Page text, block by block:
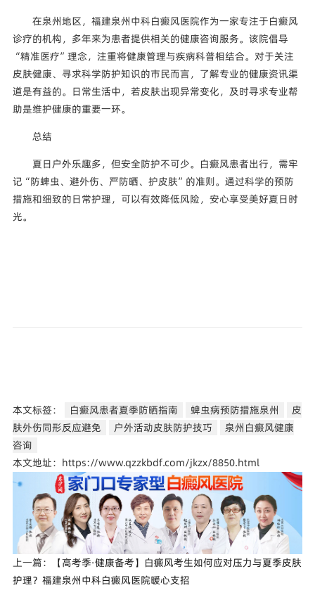
在泉州地区，福建泉州中科白癜风医院作为一家专注于白癜风
诊疗的机构，多年来为患者提供相关的健康咨询服务。该院倡导
“精准医疗”理念，注重将健康管理与疾病科普相结合。对于关注
皮肤健康、寻求科学防护知识的市民而言，了解专业的健康资讯渠
道是有益的。日常生活中，若皮肤出现异常变化，及时寻求专业帮
助是维护健康的重要一环。
总结
夏日户外乐趣多，但安全防护不可少。白癜风患者出行，需牢
记“防蜱虫、避外伤、严防晒、护皮肤”的准则。通过科学的预防
措施和细致的日常护理，可以有效降低风险，安心享受美好夏日时
光。
本文标签： 白癜风患者夏季防晒指南 蜱虫病预防措施泉州
皮
肤外伤同形反应避免
户外活动皮肤防护技巧
泉州白癜风健康
咨询
本文地址：https://www.qzzkbdf.com/jkzx/8850.html
上一篇：
【高考季·健康备考】白癜风考生如何应对压力与夏季皮肤
护理？福建泉州中科白癜风医院暖心支招